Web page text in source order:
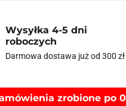
Wysyłka 4-5 dni
roboczych
Darmowa dostawa już od 300 zł
zrobione po